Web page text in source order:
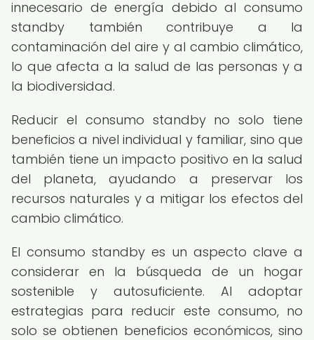
innecesario de energía debido al consumo
standby también contribuye a la
contaminación del aire y al cambio climático,
lo que afecta a la salud de las personas y a
la biodiversidad.
Reducir el consumo standby no solo tiene
beneficios a nivel individual y familiar, sino que
también tiene un impacto positivo en la salud
del planeta, ayudando a preservar los
recursos naturales y a mitigar los efectos del
cambio climático.
El consumo standby es un aspecto clave a
considerar en la búsqueda de un hogar
sostenible y autosuficiente. Al adoptar
estrategias para reducir este consumo, no
solo se obtienen beneficios económicos, sino